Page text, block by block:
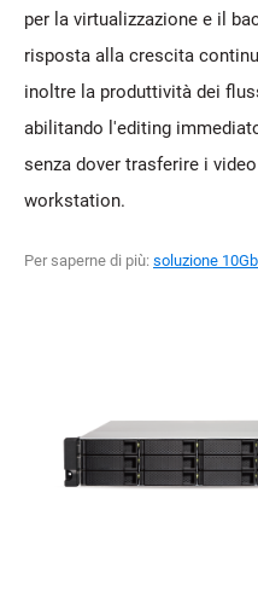
per la virtualizzazione e il
risposta alla crescita
inoltre la produttività dei
abilitando l'editing
senza dover trasferire i
workstation.
Per saperne di più: soluzione